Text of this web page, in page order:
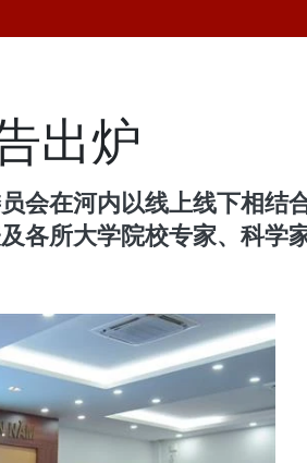
出炉
会在河内以线上线下相结
各所大学院校专家、科学